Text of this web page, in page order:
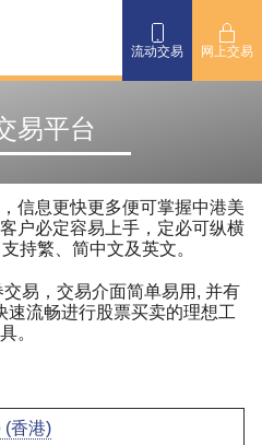
流动交易 网上交易
易平台
信息更快更多便可掌握中港美
户必定容易上手，定必可纵横
持繁、简中文及英文。
易，交易介面简单易用, 并有
速流畅进行股票买卖的理想工
具。
(香港)